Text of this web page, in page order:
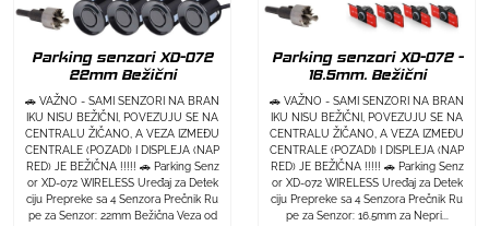
Parking senzori XD-072
22mm Bežični
🚗 VAŽNO - SAMI SENZORI NA BRAN
IKU NISU BEŽIČNI, POVEZUJU SE NA
CENTRALU ŽIČANO, A VEZA IZMEĐU
CENTRALE (POZADI) I DISPLEJA (NAP
RED) JE BEŽIČNA !!!!! 🚗 Parking Senz
or XD-072 WIRELESS Uređaj za Detek
ciju Prepreke sa 4 Senzora Prečnik Ru
pe za Senzor: 22mm Bežična Veza od
Parking senzori XD-072 -
16.5mm. Bežični
🚗 VAŽNO - SAMI SENZORI NA BRAN
IKU NISU BEŽIČNI, POVEZUJU SE NA
CENTRALU ŽIČANO, A VEZA IZMEĐU
CENTRALE (POZADI) I DISPLEJA (NAP
RED) JE BEŽIČNA !!!!! 🚗 Parking Senz
or XD-072 WIRELESS Uređaj za Detek
ciju Prepreke sa 4 Senzora Prečnik Ru
pe za Senzor: 16.5mm za Nepri...